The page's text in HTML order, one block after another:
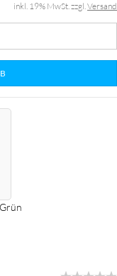
inkl. 19% MwSt. zzgl.Versand